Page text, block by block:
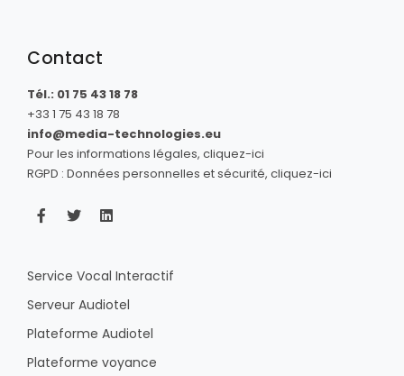
Contact
Tél.: 01 75 43 18 78
+33 1 75 43 18 78
info@media-technologies.eu
Pour les informations légales, cliquez-ici
RGPD : Données personnelles et sécurité, cliquez-ici
Service Vocal Interactif
Serveur Audiotel
Plateforme Audiotel
Plateforme voyance